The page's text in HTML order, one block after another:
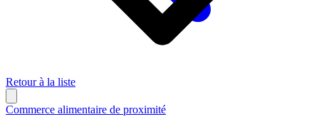
Retour à la liste
Commerce alimentaire de proximité